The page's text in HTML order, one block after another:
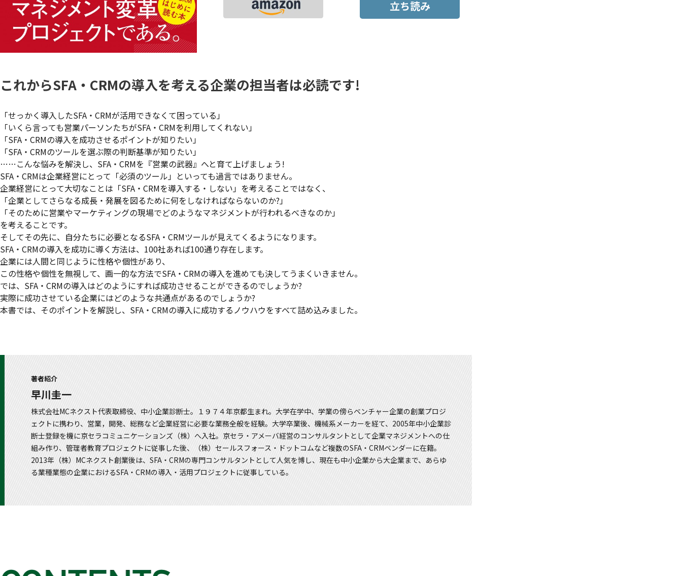
立ち読み
これからSFA・CRMの導入を考える企業の担当者は必読です!
「せっかく導入したSFA・CRMが活用できなくて困っている」
「いくら言っても営業パーソンたちがSFA・CRMを利用してくれない」
「SFA・CRMの導入を成功させるポイントが知りたい」
「SFA・CRMのツールを選ぶ際の判断基準が知りたい」
……こんな悩みを解決し、SFA・CRMを『営業の武器』へと育て上げましょう!
SFA・CRMは企業経営にとって「必須のツール」といっても過言ではありません。
企業経営にとって大切なことは「SFA・CRMを導入する・しない」を考えることではなく、
「企業としてさらなる成長・発展を図るために何をしなければならないのか?」
「そのために営業やマーケティングの現場でどのようなマネジメントが行われるべきなのか」
を考えることです。
そしてその先に、自分たちに必要となるSFA・CRMツールが見えてくるようになります。
SFA・CRMの導入を成功に導く方法は、100社あれば100通り存在します。
企業には人間と同じように性格や個性があり、
この性格や個性を無視して、画一的な方法でSFA・CRMの導入を進めても決してうまくいきません。
では、SFA・CRMの導入はどのようにすれば成功させることができるのでしょうか?
実際に成功させている企業にはどのような共通点があるのでしょうか?
本書では、そのポイントを解説し、SFA・CRMの導入に成功するノウハウをすべて詰め込みました。
著者紹介
早川圭一
株式会社MCネクスト代表取締役、中小企業診断士。１９７４年京都生まれ。大学在学中、学業の傍らベンチャー企業の創業プロジ
ェクトに携わり、営業，開発、総務など企業経営に必要な業務全般を経験。大学卒業後、機械系メーカーを経て、2005年中小企業診
断士登録を機に京セラコミュニケーションズ（株）へ入社。京セラ・アメーバ経営のコンサルタントとして企業マネジメントへの仕
組み作り、管理者教育プロジェクトに従事した後、（株）セールスフォース・ドットコムなど複数のSFA・CRMベンダーに在籍。
2013年（株）MCネクスト創業後は、SFA・CRMの専門コンサルタントとして人気を博し、現在も中小企業から大企業まで、あらゆ
る業種業態の企業におけるSFA・CRMの導入・活用プロジェクトに従事している。